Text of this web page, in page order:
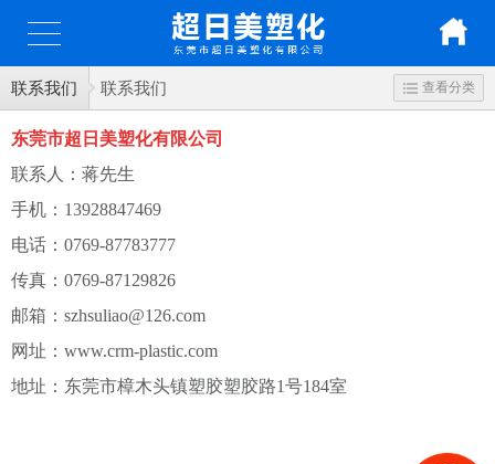
联系我们 联系我们 查看分类
东莞市超日美塑化有限公司
联系人：蒋先生
手机：13928847469
电话：0769-87783777
传真：0769-87129826
邮箱：szhsuliao@126.com
网址：www.crm-plastic.com
地址：东莞市樟木头镇塑胶塑胶路1号184室